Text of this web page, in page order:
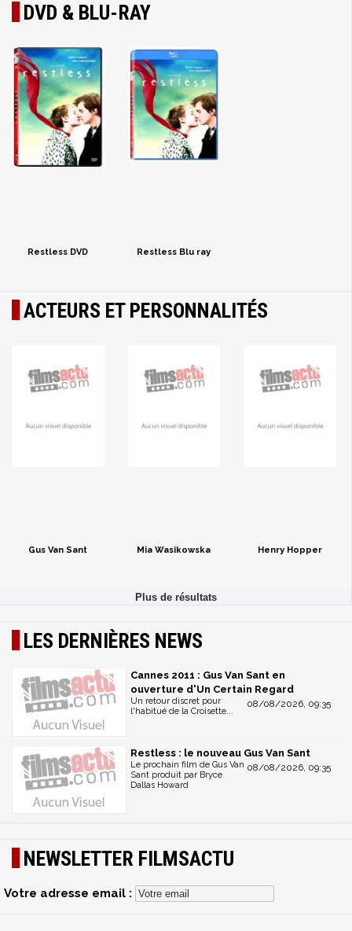
DVD & BLU-RAY
Restless DVD Restless Blu ray
ACTEURS ET PERSONNALITÉS
Gus Van Sant Mia Wasikowska Henry Hopper
LES DERNIÈRES NEWS
Cannes 2011 : Gus Van Sant en
ouverture d'Un Certain Regard
08/08/2026, 09:35
Un retour discret pour
l'habitué de la Croisette...
Restless : le nouveau Gus Van Sant
08/08/2026, 09:35
Le prochain film de Gus Van
Sant produit par Bryce
Dallas Howard
NEWSLETTER FILMSACTU
Votre adresse email :